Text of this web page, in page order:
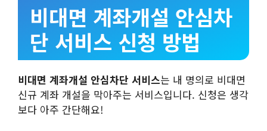
비대면 계좌개설 안심차
단 서비스 신청 방법
비대면 계좌개설 안심차단 서비스는 내 명의로 비대면
신규 계좌 개설을 막아주는 서비스입니다. 신청은 생각
보다 아주 간단해요!